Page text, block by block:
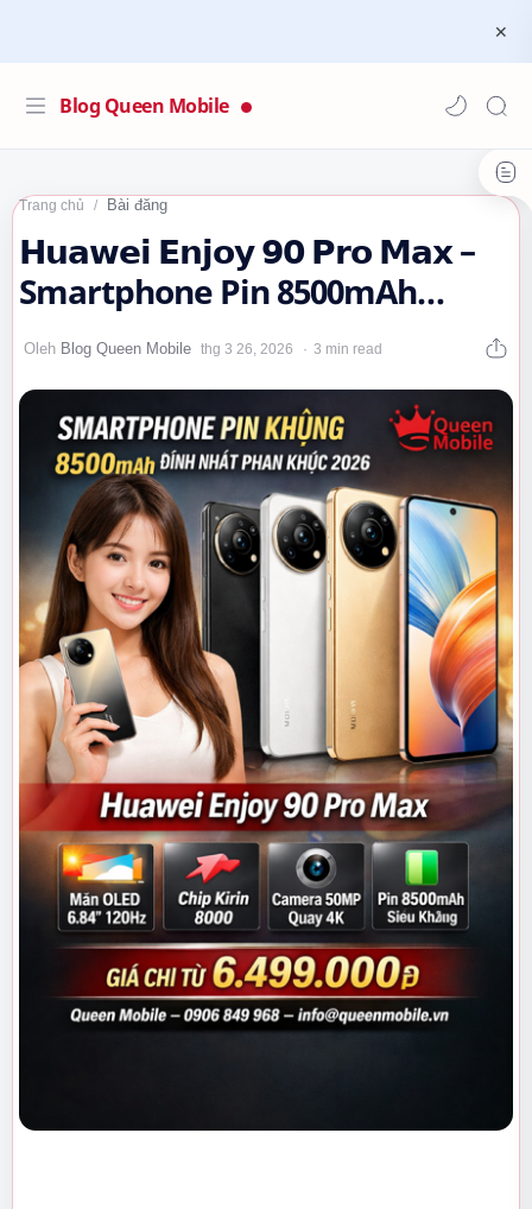
Blog Queen Mobile
Trang chủ Bài đăng
𝗛𝘂𝗮𝘄𝗲𝗶 𝗘𝗻𝗷𝗼𝘆 𝟵𝟬 𝗣𝗿𝗼 𝗠𝗮𝘅 –
Smartphone Pin 8500mAh
“KHỦNG” Nhất Phân Khúc…
3 min read